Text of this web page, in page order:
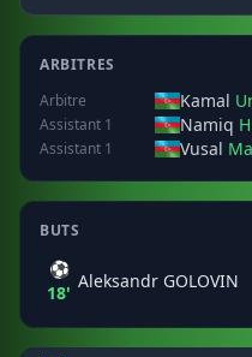
ARBITRES
Arbitre
Kamal
Assistant 1 Namiq
Assistant 1 Vusal
BUTS
⚽
18'
Aleksandr GOLOVIN